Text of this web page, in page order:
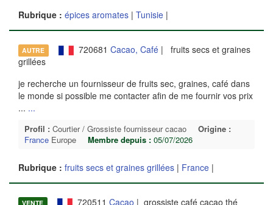
Rubrique : épices aromates | Tunisie |
AUTRE 720681 Cacao, Café| fruits secs et graines
grillées
je recherche un fournisseur de fruits sec, graines, café dans
le monde si possible me contacter afin de me fournir vos prix
... ...
Profil : Courtier / Grossiste fournisseur cacao
Origine :
France Europe Membre depuis : 05/07/2026
Rubrique : fruits secs et graines grillées | France |
VENTE 720511 Cacao | grossiste café cacao thé